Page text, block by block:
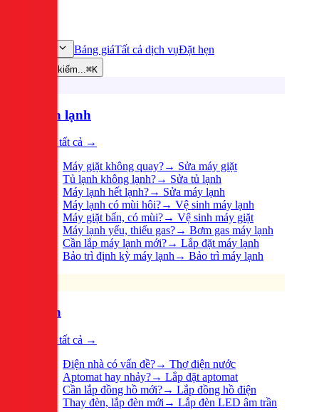
Bảng giáTất cả dịch vụĐặt hẹn
Tìm kiếm...⌘K
Điện lạnh
Xem tất cả →
Máy giặt không quay?→ Sửa máy giặt
Tủ lạnh không lạnh?→ Sửa tủ lạnh
Máy lạnh hết lạnh?→ Sửa máy lạnh
Máy lạnh có mùi hôi?→ Vệ sinh máy lạnh
Máy giặt bẩn, có mùi?→ Vệ sinh máy giặt
Máy lạnh yếu, thiếu gas?→ Bơm gas máy lạnh
Cần lắp máy lạnh mới?→ Lắp đặt máy lạnh
Bảo trì định kỳ máy lạnh→ Bảo trì máy lạnh
Điện
Xem tất cả →
Điện nhà có vấn đề?→ Thợ điện nước
Aptomat hay nhảy?→ Lắp đặt aptomat
Cần lắp đồng hồ mới?→ Lắp đồng hồ điện
Thay đèn, lắp đèn mới → Lắp đèn LED âm trần